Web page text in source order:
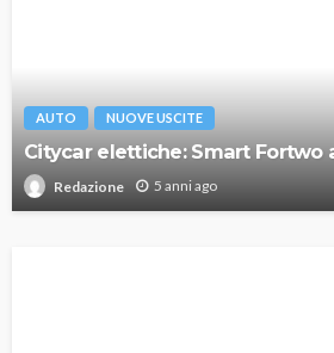
AUTO NUOVE USCITE
Citycar elettiche: Smart Fortwo
Redazione 5 anni ago